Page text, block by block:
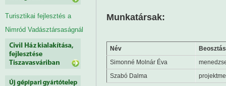
Munkatársak:
Név
Beosztás
Simonné Molnár Éva
Szabó Dalma
Turisztikai fejlesztés a
Nimród Vadásztársaságnál